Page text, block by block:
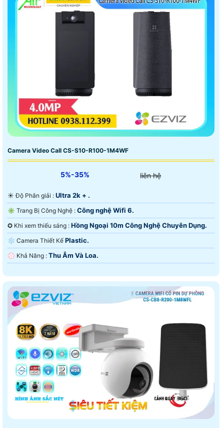
Camera Video Call CS-S10-R100-1M4WF
5%-35% liên hệ
☀️ Độ Phân giải : Ultra 2k + .
✳️ Trang Bị Công Nghệ : Công nghệ Wifi 6.
✪ Khi xem thiếu sáng : Hồng Ngoại 10m Công Nghệ Chuyên Dụng.
❄ Camera Thiết Kế Plastic.
️💮 Khả Năng : Thu Âm Và Loa.